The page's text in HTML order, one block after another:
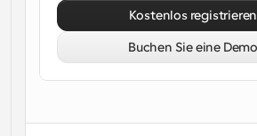
Arbeitsabläufe
Automatisieren Sie die Planung
Blog
Kostenlos registrieren
Buchen Sie eine Demo